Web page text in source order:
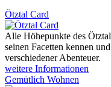
Ötztal Card
Alle Höhepunkte des
seinen Facetten kennen
verschiedener Abenteuer.
weitere Informationen
Gemütlich Wohnen